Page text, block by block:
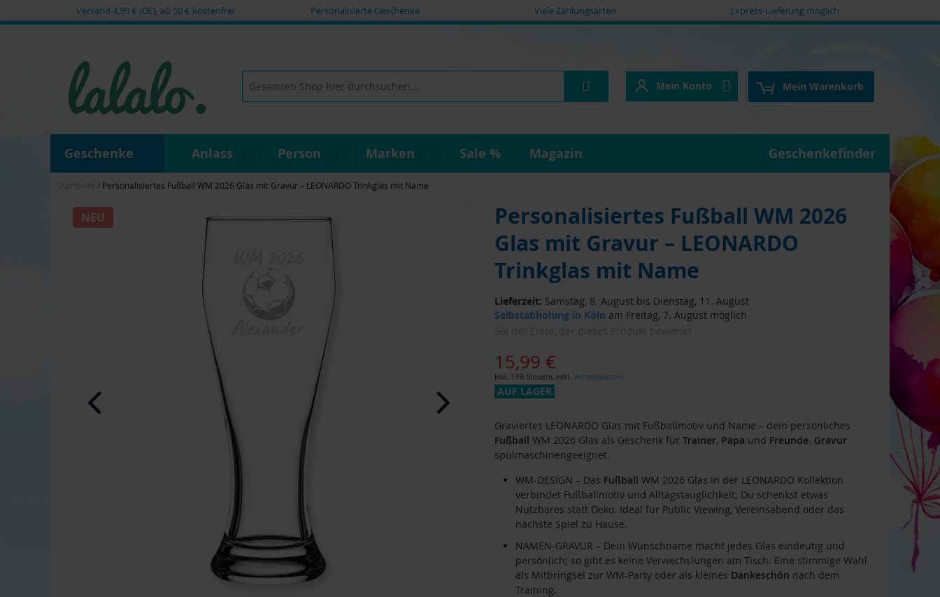
Versand 4,99 € (DE), ab 50 € kostenfrei Personalisierte Geschenke Viele Zahlungsarten Express-Lieferung möglich
springen
Mein Warenkorb
Mein Konto
Mein Konto
Geschenke Anlass Person Marken Sale % Magazin Geschenkefinder
Personalisiertes Fußball WM 2026 Glas mit Gravur – LEONARDO Trinkglas mit Name
Personalisiertes Fußball WM 2026
Glas mit Gravur – LEONARDO
Trinkglas mit Name
Lieferzeit: Samstag, 8. August bis Dienstag, 11. August
Selbstabholung in Köln am Freitag, 7. August möglich
15,99 €
Inkl. 19% Steuern, exkl. Versandkosten
AUF LAGER
Graviertes LEONARDO Glas mit Fußballmotiv und Name – dein persönliches
Fußball WM 2026 Glas als Geschenk für Trainer, Papa und Freunde. Gravur
spülmaschinengeeignet.
WM-DESIGN – Das Fußball WM 2026 Glas in der LEONARDO Kollektion
verbindet Fußballmotiv und Alltagstauglichkeit; Du schenkst etwas
Nutzbares statt Deko. Ideal für Public Viewing, Vereinsabend oder das
nächste Spiel zu Hause.
NAMEN-GRAVUR – Dein Wunschname macht jedes Glas eindeutig und
persönlich; so gibt es keine Verwechslungen am Tisch. Eine stimmige Wahl
als Mitbringsel zur WM-Party oder als kleines Dankeschön nach dem
Training.
Zum
EndeNEU